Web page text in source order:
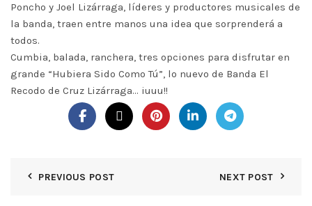
Poncho y Joel Lizárraga, líderes y productores musicales de
la banda, traen entre manos una idea que sorprenderá a
todos.
Cumbia, balada, ranchera, tres opciones para disfrutar en
grande “Hubiera Sido Como Tú”, lo nuevo de Banda El
Recodo de Cruz Lizárraga… iuuu!!
PREVIOUS POST NEXT POST